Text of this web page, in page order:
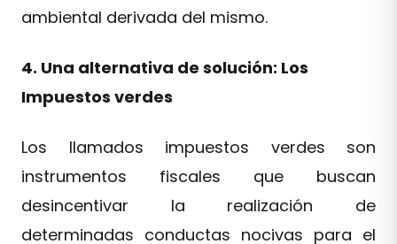
ambiental derivada del mismo.
4. Una alternativa de solución: Los
Impuestos verdes
Los llamados impuestos verdes son
instrumentos fiscales que buscan
desincentivar la realización de
determinadas conductas nocivas para el